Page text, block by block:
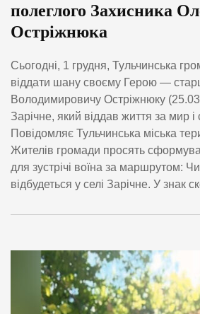
полеглого Захисника
Остріжнюка
Сьогодні, 1 грудня, Тульчинська
віддати шану своєму Герою —
Володимировичу Остріжнюку
Зарічне, який віддав життя за мир і
Повідомляє Тульчинська міська
Жителів громади просять
для зустрічі воїна за маршрутом:
відбудеться у селі Зарічне. У знак